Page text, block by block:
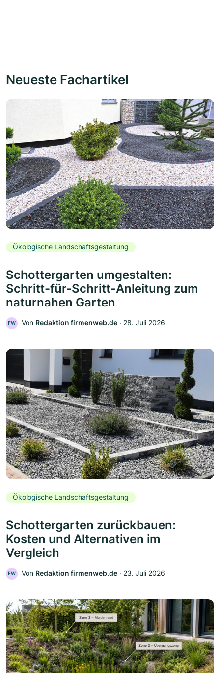
Neueste Fachartikel
Ökologische Landschaftsgestaltung
Schottergarten umgestalten:
Schritt-für-Schritt-Anleitung zum
naturnahen Garten
FW Von Redaktion firmenweb.de ‧ 28. Juli 2026
Ökologische Landschaftsgestaltung
Schottergarten zurückbauen:
Kosten und Alternativen im
Vergleich
FW Von Redaktion firmenweb.de ‧ 23. Juli 2026